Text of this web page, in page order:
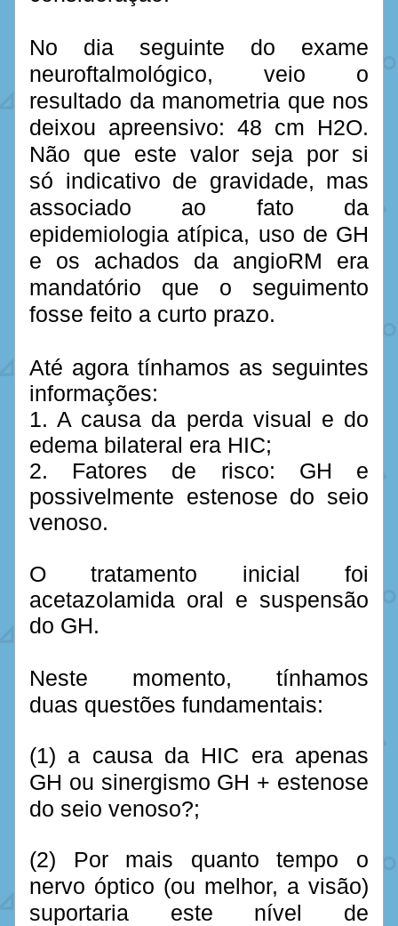
No dia seguinte do exame
neuroftalmológico, veio o
resultado da manometria que nos
deixou apreensivo: 48 cm H2O.
Não que este valor seja por si
só indicativo de gravidade, mas
associado ao fato da
epidemiologia atípica, uso de GH
e os achados da angioRM era
mandatório que o seguimento
fosse feito a curto prazo.
Até agora tínhamos as seguintes
informações:
1. A causa da perda visual e do
edema bilateral era HIC;
2. Fatores de risco: GH e
possivelmente estenose do seio
venoso.
O tratamento inicial foi
acetazolamida oral e suspensão
do GH.
Neste momento, tínhamos
duas questões fundamentais:
(1) a causa da HIC era apenas
GH ou sinergismo GH + estenose
do seio venoso?;
(2) Por mais quanto tempo o
nervo óptico (ou melhor, a visão)
suportaria este nível de